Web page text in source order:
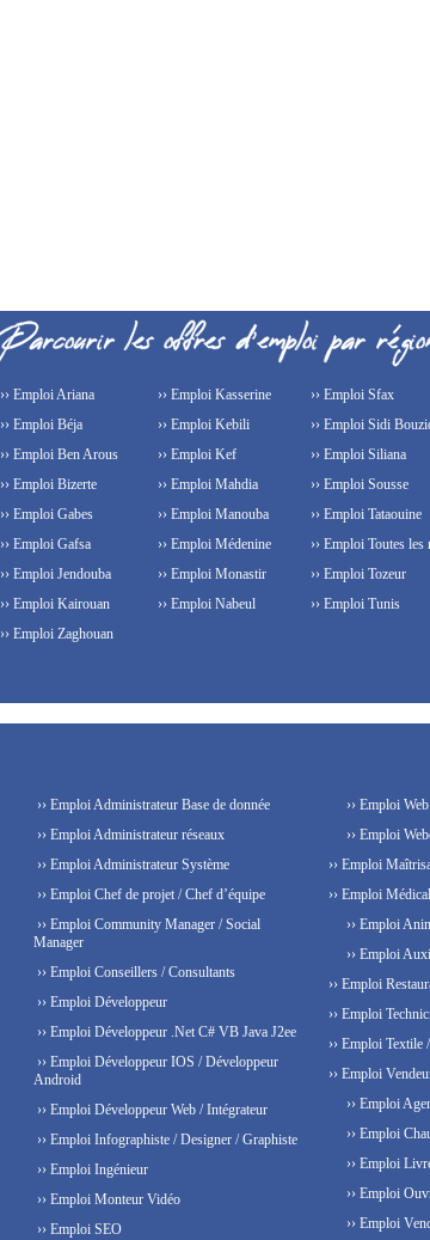
›› Emploi Ariana
›› Emploi Béja
›› Emploi Ben Arous
›› Emploi Bizerte
›› Emploi Gabes
›› Emploi Gafsa
›› Emploi Jendouba
›› Emploi Kairouan
›› Emploi Kasserine
›› Emploi Kebili
›› Emploi Kef
›› Emploi Mahdia
›› Emploi Manouba
›› Emploi Médenine
›› Emploi Monastir
›› Emploi Nabeul
›› Emploi Sfax
›› Emploi Sidi
›› Emploi Siliana
›› Emploi Sousse
›› Emploi Tataouine
›› Emploi Toutes les
›› Emploi Tozeur
›› Emploi Tunis
›› Emploi Zaghouan
›› Emploi Administrateur Base de donnée
›› Emploi Administrateur réseaux
›› Emploi Administrateur Système
›› Emploi Chef de projet / Chef d’équipe
›› Emploi Community Manager / Social
Manager
›› Emploi Conseillers / Consultants
›› Emploi Développeur
›› Emploi Développeur .Net C# VB Java J2ee
›› Emploi Développeur IOS / Développeur
Android
›› Emploi Développeur Web / Intégrateur
›› Emploi Infographiste / Designer / Graphiste
›› Emploi Ingénieur
›› Emploi Monteur Vidéo
›› Emploi SEO
›› Emploi
›› Emploi
›› Emploi
›› Emploi
›› Emploi
›› Emploi
›› Emploi
›› Emploi
›› Emploi
›› Emploi
›› Emploi
›› Emploi
›› Emploi
›› Emploi
›› Emploi